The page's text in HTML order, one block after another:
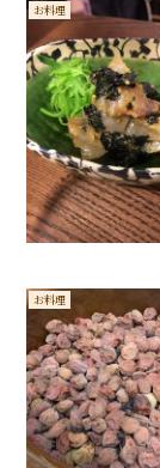
お料理
お料理